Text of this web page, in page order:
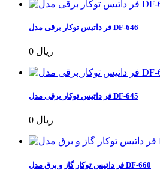
فر داتیس توکار برقی مدل DF-646
0 ریال
فر داتیس توکار برقی مدل DF-645
0 ریال
فر داتیس توکار گاز و برق مدل DF-660